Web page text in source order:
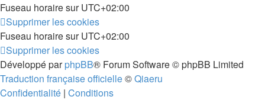
Fuseau horaire surUTC+02:00
Supprimer les cookies
Fuseau horaire surUTC+02:00
Supprimer les cookies
Développé parphpBB® Forum Software © phpBB Limited
Traduction française officielle©Qiaeru
Confidentialité | Conditions